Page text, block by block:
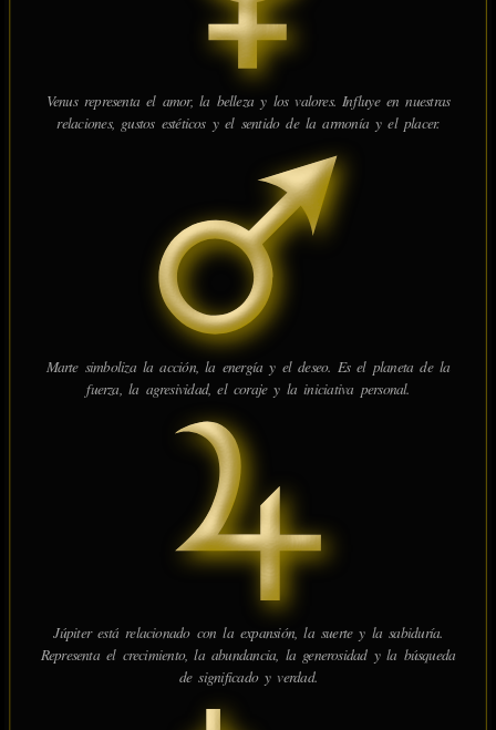
Venus representa el amor, la belleza y los valores. Influye en nuestras
relaciones, gustos estéticos y el sentido de la armonía y el placer.
Marte simboliza la acción, la energía y el deseo. Es el planeta de la
fuerza, la agresividad, el coraje y la iniciativa personal.
Júpiter está relacionado con la expansión, la suerte y la sabiduría.
Representa el crecimiento, la abundancia, la generosidad y la búsqueda
de significado y verdad.